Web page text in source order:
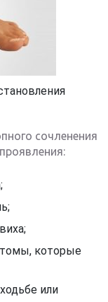
сочленения
которые
или